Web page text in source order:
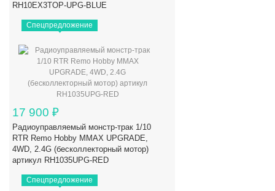
RH10EX3TOP-UPG-BLUE
Спецпредложение
17 900 ₽
Радиоуправляемый монстр-трак 1/10
RTR Remo Hobby MMAX UPGRADE,
4WD, 2.4G (бесколлекторный мотор)
артикул RH1035UPG-RED
Спецпредложение